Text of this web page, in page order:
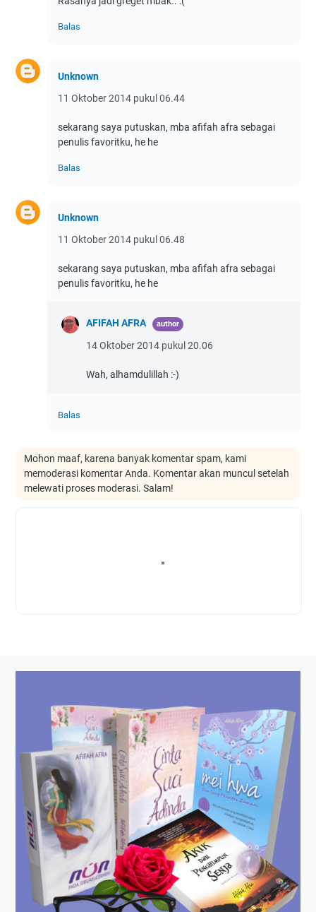
Balas
Unknown
11 Oktober 2014 pukul 06.44
sekarang saya putuskan, mba afifah afra sebagai
penulis favoritku, he he
Balas
Unknown
11 Oktober 2014 pukul 06.48
sekarang saya putuskan, mba afifah afra sebagai
penulis favoritku, he he
AFIFAH AFRA
14 Oktober 2014 pukul 20.06
Wah, alhamdulillah :-)
Balas
Mohon maaf, karena banyak komentar spam, kami
memoderasi komentar Anda. Komentar akan muncul setelah
melewati proses moderasi. Salam!